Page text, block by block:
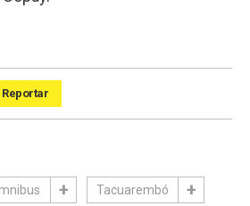
Reportar
Tacuarembó